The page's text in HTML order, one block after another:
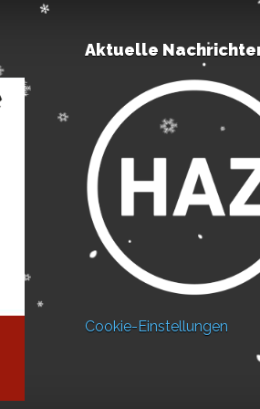
Aktuelle
Cookie-Einstellungen